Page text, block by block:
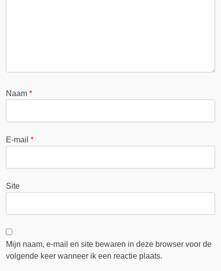
Naam *
E-mail *
Site
Mijn naam, e-mail en site bewaren in deze browser voor de
volgende keer wanneer ik een reactie plaats.